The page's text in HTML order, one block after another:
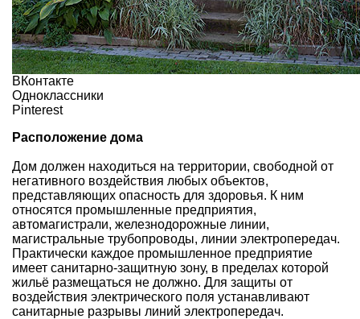
ВКонтакте
Одноклассники
Pinterest
Расположение дома
Дом должен находиться на территории, свободной от
негативного воздействия любых объектов,
представляющих опасность для здоровья. К ним
относятся промышленные предприятия,
автомагистрали, железнодорожные линии,
магистральные трубопроводы, линии электропередач.
Практически каждое промышленное предприятие
имеет санитарно-защитную зону, в пределах которой
жильё размещаться не должно. Для защиты от
воздействия электрического поля устанавливают
санитарные разрывы линий электропередач.